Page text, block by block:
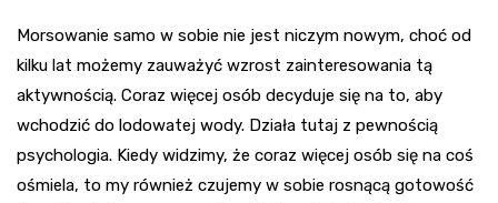
Morsowanie samo w sobie nie jest niczym nowym, choć od
kilku lat możemy zauważyć wzrost zainteresowania tą
aktywnością. Coraz więcej osób decyduje się na to, aby
wchodzić do lodowatej wody. Działa tutaj z pewnością
psychologia. Kiedy widzimy, że coraz więcej osób się na coś
ośmiela, to my również czujemy w sobie rosnącą gotowość